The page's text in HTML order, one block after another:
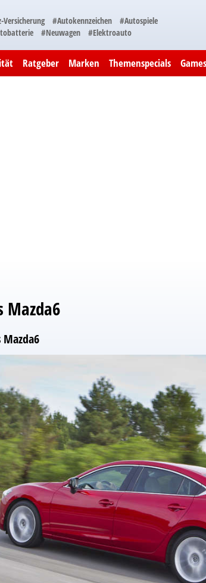
Versicherung #Autokennzeichen
#Autospiele
#Neuwagen #Elektroauto
Ratgeber Marken Themenspecials Games
Mazda6